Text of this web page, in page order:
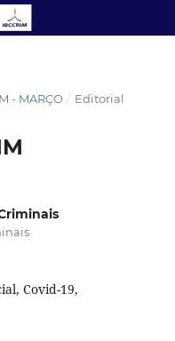
- MARÇO / Editorial
Covid-19,